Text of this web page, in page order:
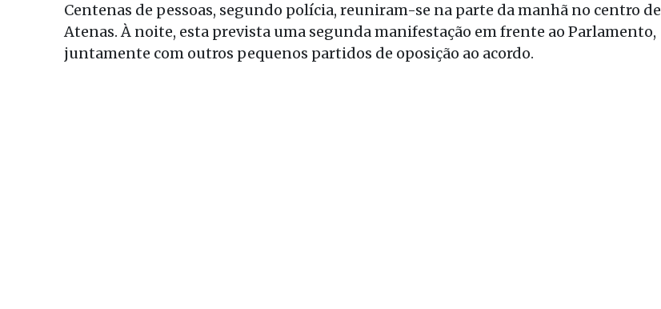
Centenas de pessoas, segundo polícia, reuniram-se na parte da manhã no centro de
Atenas. À noite, esta prevista uma segunda manifestação em frente ao Parlamento,
juntamente com outros pequenos partidos de oposição ao acordo.